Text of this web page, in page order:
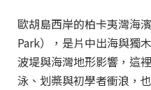
歐胡島西岸的柏卡夷灣海
Park），是片中出海與獨
波堤與海灣地形影響，這
泳、划槳與初學者衝浪，